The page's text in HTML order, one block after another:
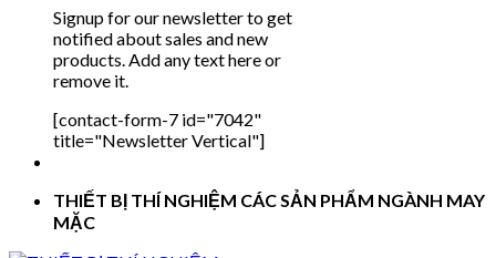
Signup for our newsletter to get
notified about sales and new
products. Add any text here or
remove it.
[contact-form-7 id="7042"
title="Newsletter Vertical"]
THIẾT BỊ THÍ NGHIỆM CÁC SẢN PHẨM NGÀNH MAY
MẶC